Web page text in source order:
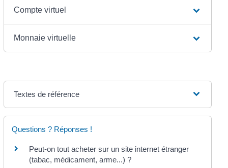
Compte virtuel
Monnaie virtuelle
Textes de référence
Questions ? Réponses !
Peut-on tout acheter sur un site internet étranger
(tabac, médicament, arme...) ?